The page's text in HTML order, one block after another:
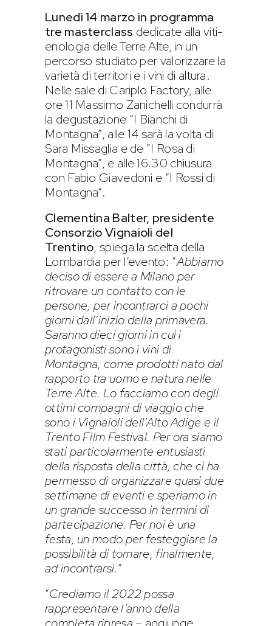
Lunedì 14 marzo in programma
tre masterclass dedicate alla viti-
enologia delle Terre Alte, in un
percorso studiato per valorizzare la
varietà di territori e i vini di altura.
Nelle sale di Cariplo Factory, alle
ore 11 Massimo Zanichelli condurrà
la degustazione “I Bianchi di
Montagna”, alle 14 sarà la volta di
Sara Missaglia e de “I Rosa di
Montagna”, e alle 16.30 chiusura
con Fabio Giavedoni e “I Rossi di
Montagna”.
Clementina Balter, presidente
Consorzio Vignaioli del
Trentino, spiega la scelta della
Lombardia per l’evento: “Abbiamo
deciso di essere a Milano per
ritrovare un contatto con le
persone, per incontrarci a pochi
giorni dall’inizio della primavera.
Saranno dieci giorni in cui i
protagonisti sono i vini di
Montagna, come prodotti nato dal
rapporto tra uomo e natura nelle
Terre Alte. Lo facciamo con degli
ottimi compagni di viaggio che
sono i Vignaioli dell’Alto Adige e il
Trento Film Festival. Per ora siamo
stati particolarmente entusiasti
della risposta della città, che ci ha
permesso di organizzare quasi due
settimane di eventi e speriamo in
un grande successo in termini di
partecipazione. Per noi è una
festa, un modo per festeggiare la
possibilità di tornare, finalmente,
ad incontrarsi.”
“Crediamo il 2022 possa
rappresentare l’anno della
completa ripresa – aggiunge